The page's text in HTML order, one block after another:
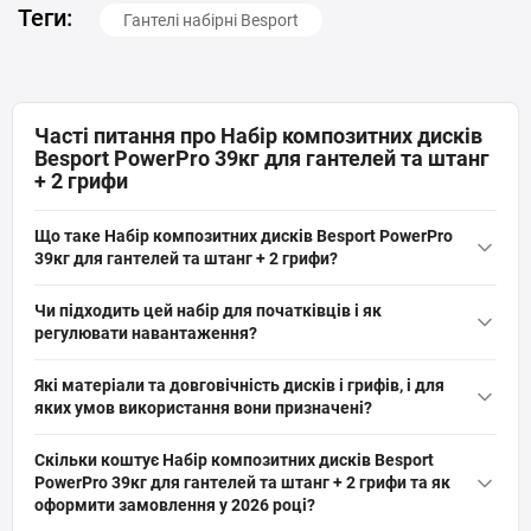
Теги: Гантелі набірні Besport
Часті питання про Набір композитних дисків
Besport PowerPro 39кг для гантелей та штанг
+ 2 грифи
Що таке Набір композитних дисків Besport PowerPro
39кг для гантелей та штанг + 2 грифи?
та штанг + 2 грифи — це комплект розбірних домашніх
грифами 45 см і гвинтовими гайками; діаметр отвору дисків 31
мм, загальна вага 39 кг, покриття — пластик.
Чи підходить цей набір для початківців і як
регулювати навантаження?
дисків (1,25кг, 2,5кг, 5кг) дозволяють поступово збільшувати
гайками, діаметр отвору 31 мм, загальна вага 39 кг.
Які матеріали та довговічність дисків і грифів, і для
яких умов використання вони призначені?
стирол) і мінерального композиту з пластиковим покриттям,
грифы — розбірні 45 см з рифленими руків’ями; клас —
Скільки коштує Набір композитних дисків Besport
PowerPro 39кг для гантелей та штанг + 2 грифи та як
оформити замовлення у 2026 році?